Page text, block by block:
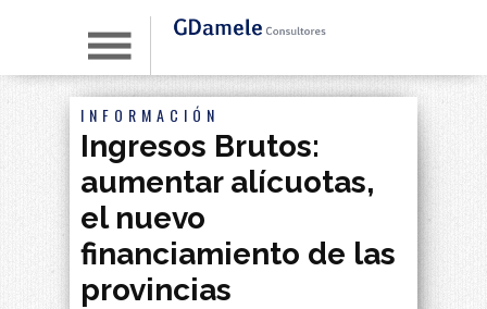
INFORMACIÓN
Ingresos Brutos:
aumentar alícuotas,
el nuevo
financiamiento de las
provincias